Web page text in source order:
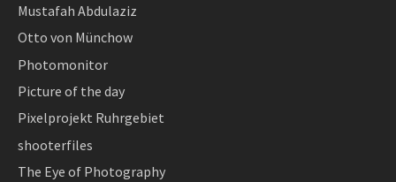
Mustafah Abdulaziz
Otto von Münchow
Photomonitor
Picture of the day
Pixelprojekt Ruhrgebiet
shooterfiles
The Eye of Photography